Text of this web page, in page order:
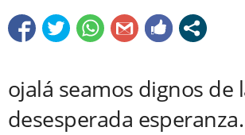
ojalá seamos dignos de
desesperada esperanza.